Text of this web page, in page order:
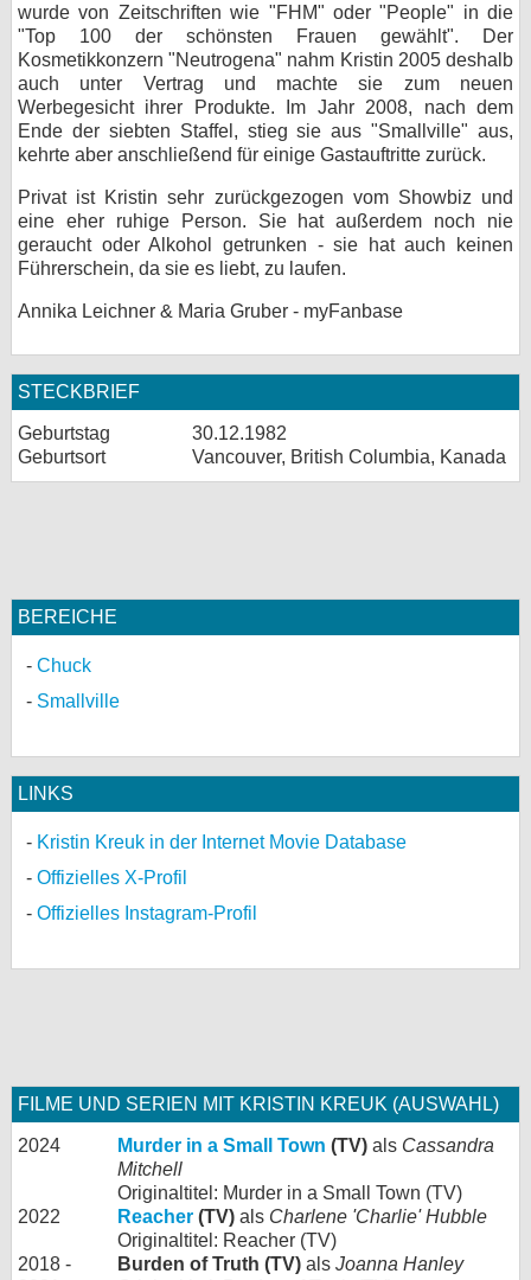
wurde von Zeitschriften wie "FHM" oder "People" in die
"Top 100 der schönsten Frauen gewählt". Der
Kosmetikkonzern "Neutrogena" nahm Kristin 2005 deshalb
auch unter Vertrag und machte sie zum neuen
Werbegesicht ihrer Produkte. Im Jahr 2008, nach dem
Ende der siebten Staffel, stieg sie aus "Smallville" aus,
kehrte aber anschließend für einige Gastauftritte zurück.
Privat ist Kristin sehr zurückgezogen vom Showbiz und
eine eher ruhige Person. Sie hat außerdem noch nie
geraucht oder Alkohol getrunken - sie hat auch keinen
Führerschein, da sie es liebt, zu laufen.
Annika Leichner & Maria Gruber - myFanbase
STECKBRIEF
Geburtstag
30.12.1982
Geburtsort
Vancouver, British Columbia, Kanada
BEREICHE
Chuck
Smallville
LINKS
Kristin Kreuk in der Internet Movie Database
Offizielles X-Profil
Offizielles Instagram-Profil
FILME UND SERIEN MIT KRISTIN KREUK (AUSWAHL)
2024 Murder in a Small Town (TV) als Cassandra
Mitchell
Originaltitel: Murder in a Small Town (TV)
2022
Reacher (TV) als Charlene 'Charlie' Hubble
Originaltitel: Reacher (TV)
2018 -
Burden of Truth (TV) als Joanna Hanley